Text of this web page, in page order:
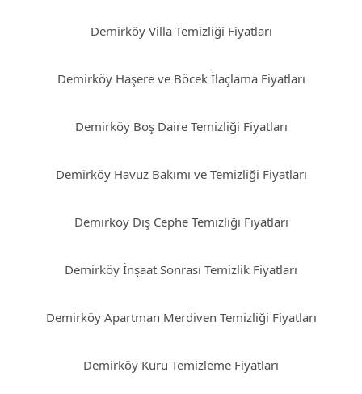
Demirköy Villa Temizliği Fiyatları
Demirköy Haşere ve Böcek İlaçlama Fiyatları
Demirköy Boş Daire Temizliği Fiyatları
Demirköy Havuz Bakımı ve Temizliği Fiyatları
Demirköy Dış Cephe Temizliği Fiyatları
Demirköy İnşaat Sonrası Temizlik Fiyatları
Demirköy Apartman Merdiven Temizliği Fiyatları
Demirköy Kuru Temizleme Fiyatları